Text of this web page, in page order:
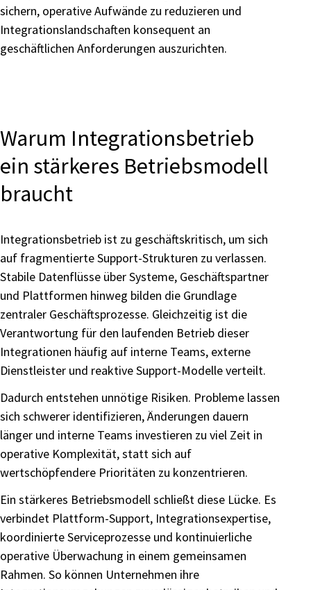
sichern, operative Aufwände zu reduzieren und
Integrationslandschaften konsequent an
geschäftlichen Anforderungen auszurichten.
Warum Integrationsbetrieb
ein stärkeres Betriebsmodell
braucht
Integrationsbetrieb ist zu geschäftskritisch, um sich
auf fragmentierte Support-Strukturen zu verlassen.
Stabile Datenflüsse über Systeme, Geschäftspartner
und Plattformen hinweg bilden die Grundlage
zentraler Geschäftsprozesse. Gleichzeitig ist die
Verantwortung für den laufenden Betrieb dieser
Integrationen häufig auf interne Teams, externe
Dienstleister und reaktive Support-Modelle verteilt.
Dadurch entstehen unnötige Risiken. Probleme lassen
sich schwerer identifizieren, Änderungen dauern
länger und interne Teams investieren zu viel Zeit in
operative Komplexität, statt sich auf
wertschöpfendere Prioritäten zu konzentrieren.
Ein stärkeres Betriebsmodell schließt diese Lücke. Es
verbindet Plattform-Support, Integrationsexpertise,
koordinierte Serviceprozesse und kontinuierliche
operative Überwachung in einem gemeinsamen
Rahmen. So können Unternehmen ihre